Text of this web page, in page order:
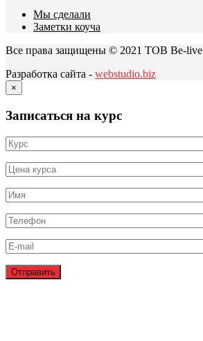
Мы сделали
Заметки коуча
Все права защищены © 2021 ТОВ Be-live
Разработка сайта - webstudio.biz
×
Записаться на курс